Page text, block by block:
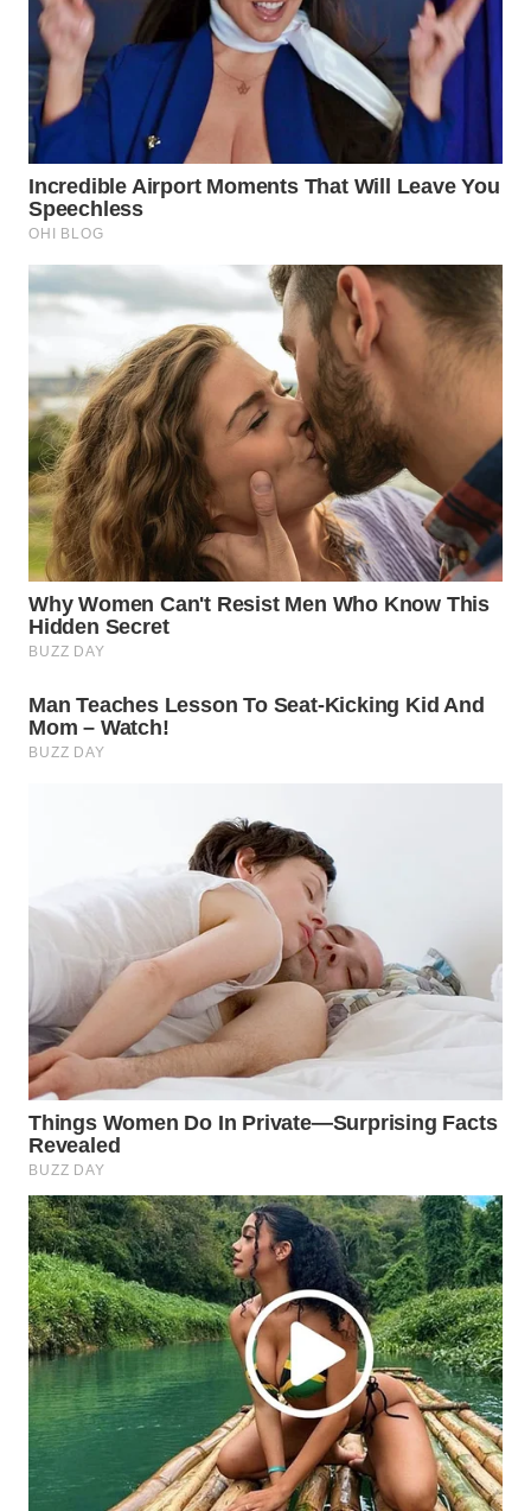
WN
DEPOK
TAPANULI
UTARA
SAMOSIR
PADANG
LAWAS
WN
SUMEDANG
WN
CIANJUR
WN
KEPULAUAN
WN
TANGERANG
WN
WN
INDRAMAYU
WN
KUNINGAN
WN
MAJALENGKA
WN
SUBANG
WN
SUKABUMI
WN
PURWAKARTA